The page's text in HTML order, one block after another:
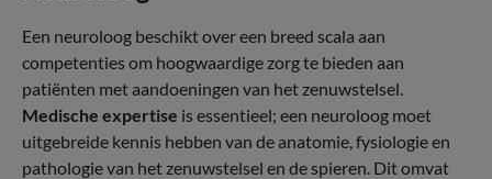
Een neuroloog beschikt over een breed scala aan
competenties om hoogwaardige zorg te bieden aan
patiënten met aandoeningen van het zenuwstelsel.
Medische expertise is essentieel; een neuroloog moet
uitgebreide kennis hebben van de anatomie, fysiologie en
pathologie van het zenuwstelsel en de spieren. Dit omvat